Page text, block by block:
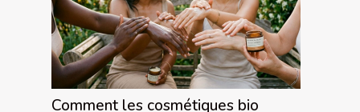
Comment les cosmétiques bio